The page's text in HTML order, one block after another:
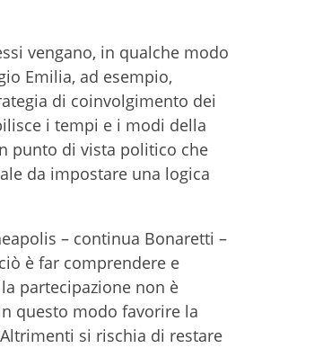
vengano, in qualche modo
Emilia, ad esempio,
di coinvolgimento dei
i tempi e i modi della
punto di vista politico che
da impostare una logica
– continua Bonaretti –
è far comprendere e
partecipazione non è
questo modo favorire la
si rischia di restare